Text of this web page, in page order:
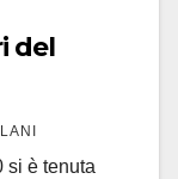
del
si è tenuta